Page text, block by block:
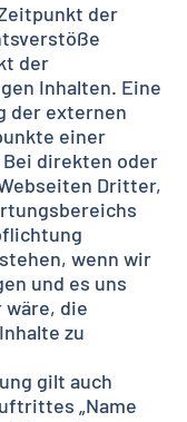
der
der
Inhalten. Eine
der externen
einer
direkten oder
Dritter,
wenn wir
und es uns
die
zu
gilt auch
„Name